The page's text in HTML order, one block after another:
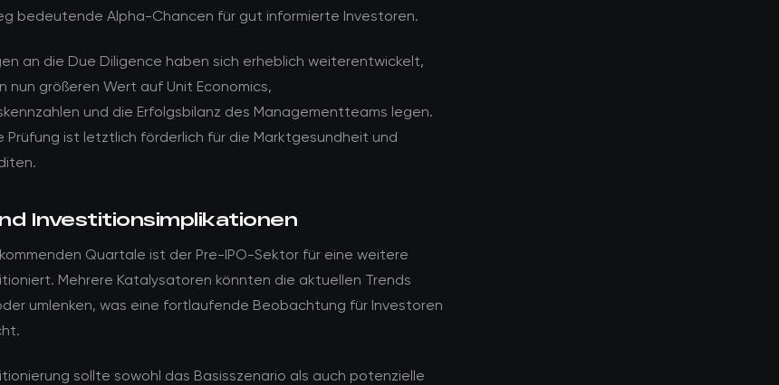
bedeutende Alpha-Chancen für gut informierte Investoren.
an die Due Diligence haben sich erheblich weiterentwickelt,
nun größeren Wert auf Unit Economics,
und die Erfolgsbilanz des Managementteams legen.
Prüfung ist letztlich förderlich für die Marktgesundheit und
Investitionsimplikationen
Quartale ist der Pre-IPO-Sektor für eine weitere
Mehrere Katalysatoren könnten die aktuellen Trends
umlenken, was eine fortlaufende Beobachtung für Investoren
sollte sowohl das Basisszenario als auch potenzielle